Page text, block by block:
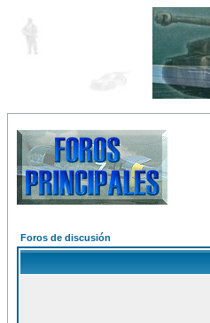
Foros de discusión